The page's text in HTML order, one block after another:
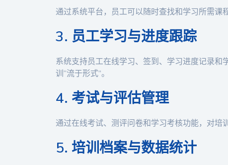
通过系统平台，员工可以随时查找和学习所需课程
3. 员工学习与进度跟踪
系统支持员工在线学习、签到、学习进度记录
训“流于形式”。
4. 考试与评估管理
通过在线考试、测评问卷和学习考核功能，对培
5. 培训档案与数据统计